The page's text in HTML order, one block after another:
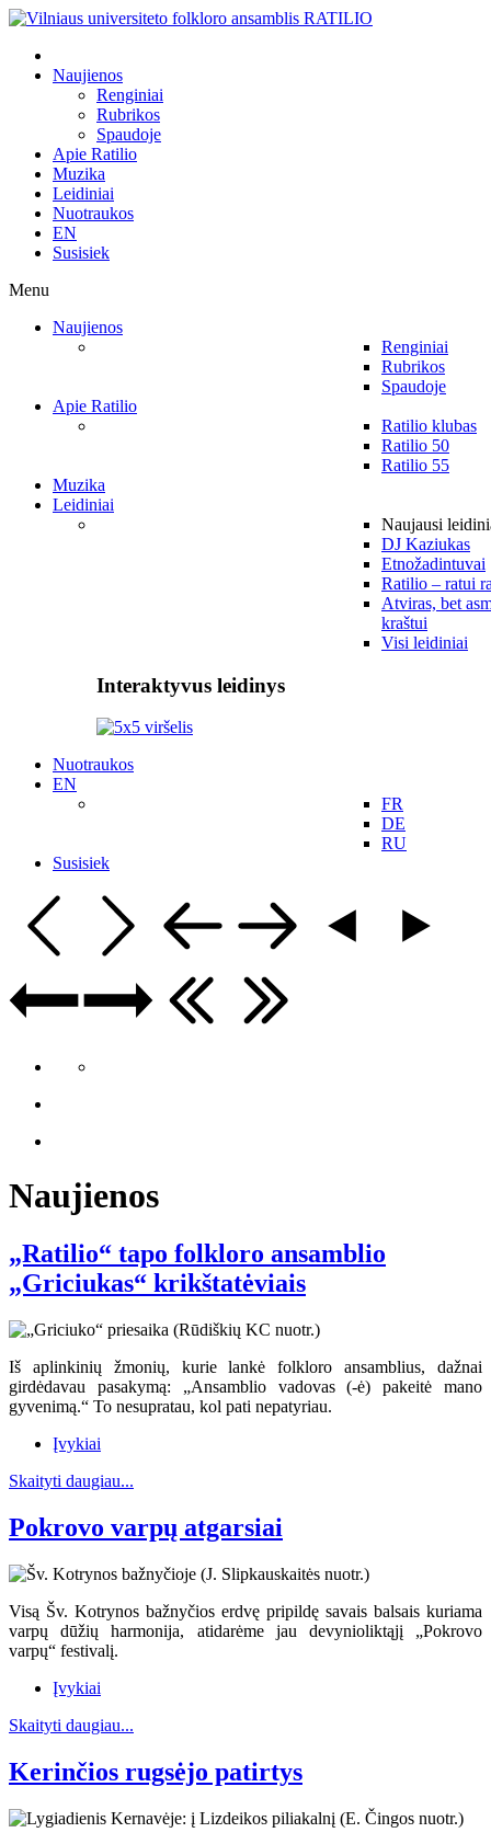
Naujienos
Renginiai
Rubrikos
Spaudoje
Apie Ratilio
Muzika
Leidiniai
Nuotraukos
EN
Susisiek
Menu
Naujienos
Renginiai
Rubrikos
Spaudoje
Apie Ratilio
Ratilio klubas
Ratilio 50
Ratilio 55
Muzika
Leidiniai
Naujausi
DJ Kaziukas
Etnožadintuvai
Ratilio – ratui
Atviras, bet
kraštui
Visi leidiniai
Interaktyvus leidinys
Nuotraukos
EN
FR
DE
RU
Susisiek
Naujienos
„Ratilio“ tapo folkloro ansamblio
„Griciukas“ krikštatėviais
Iš aplinkinių žmonių, kurie lankė folkloro ansamblius, dažnai
girdėdavau pasakymą: „Ansamblio vadovas (-ė) pakeitė mano
gyvenimą.“ To nesupratau, kol pati nepatyriau.
Įvykiai
Skaityti daugiau...
Pokrovo varpų atgarsiai
Visą Šv. Kotrynos bažnyčios erdvę pripildę savais balsais kuriama
varpų dūžių harmonija, atidarėme jau devynioliktąjį „Pokrovo
varpų“ festivalį.
Įvykiai
Skaityti daugiau...
Kerinčios rugsėjo patirtys